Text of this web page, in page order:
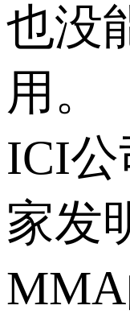
也没
用。
ICI公
家发